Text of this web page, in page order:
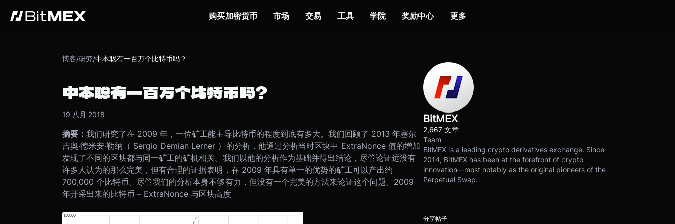
购买加密货币 市场 交易 工具 学院 奖励中心 更多
博客/研究/中本聪有一百万个比特币吗？
中本聪有一百万个比特币吗？
19 八月 2018
摘要： 我们研究了在 2009 年，一位矿工能主导比特币的程度到底有多大。我们回顾了 2013 年塞尔
吉奥·德米安·勒纳（ Sergio Demian Lerner ）的分析，他通过分析当时区块中 ExtraNonce 值的增加
发现了不同的区块都与同一矿工的矿机相关。我们以他的分析作为基础并得出结论，尽管论证远没有
许多人认为的那么完美，但有合理的证据表明，在 2009 年具有单一的优势的矿工可以产出约
700,000 个比特币。尽管我们的分析本身不够有力，但没有一个完美的方法来论证这个问题。 2009
年开采出来的比特币 – ExtraNonce 与区块高度
BitMEX
2,667 文章
Team
BitMEX is a leading crypto derivatives exchange. Since
2014, BitMEX has been at the forefront of crypto
innovation—most notably as the original pioneers of the
Perpetual Swap.
分享帖子